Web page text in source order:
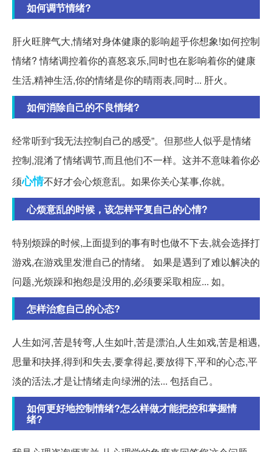
如何调节情绪?
肝火旺脾气大,情绪对身体健康的影响超乎你想象!如何控制
情绪? 情绪调控着你的喜怒哀乐,同时也在影响着你的健康
生活,精神生活,你的情绪是你的晴雨表,同时... 肝火。
如何消除自己的不良情绪?
经常听到“我无法控制自己的感受”。但那些人似乎是情绪
控制,混淆了情绪调节,而且他们不一样。这并不意味着你必
须心情不好才会心烦意乱。如果你关心某事,你就。
心烦意乱的时候，该怎样平复自己的心情?
特别烦躁的时候,上面提到的事有时也做不下去,就会选择打
游戏,在游戏里发泄自己的情绪。 如果是遇到了难以解决的
问题,光烦躁和抱怨是没用的,必须要采取相应... 如。
怎样治愈自己的心态?
人生如河,苦是转弯,人生如叶,苦是漂泊,人生如戏,苦是相遇,
思量和抉择,得到和失去,要拿得起,要放得下,平和的心态,平
淡的活法,才是让情绪走向绿洲的法... 包括自己。
如何更好地控制情绪?怎么样做才能把控和掌握情
绪?